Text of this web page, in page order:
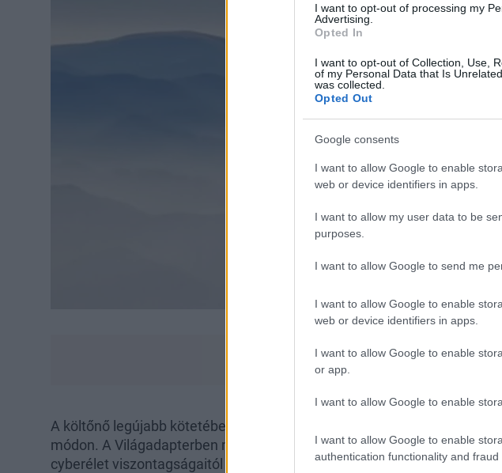
I want to opt-out of processing my
Advertising.
Opted In
I want to opt-out of Collection, Use,
of my Personal Data that Is
was collected.
Opted Out
Google consents
I want to allow Google to enable
web or device identifiers in apps.
I want to allow my user data to be
purposes.
I want to allow Google to send me
I want to allow Google to enable
web or device identifiers in apps.
I want to allow Google to enable
or app.
I want to allow Google to enable
I want to allow Google to enable
authentication functionality and
A költőnő legújabb kötetében szokványos történéseket ír le cseppet
módon. A Világadapterben megtalálhatjuk mindennapi dilemmáinkat,
cyberélet viszontagságaitól a fogyókúra reklámok fájdalmáig. A kötet